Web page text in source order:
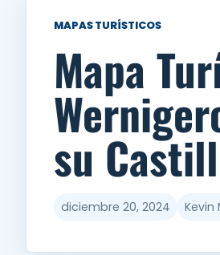
MAPAS TURÍSTICOS
Mapa
su
diciembre 20, 2024 Kevin